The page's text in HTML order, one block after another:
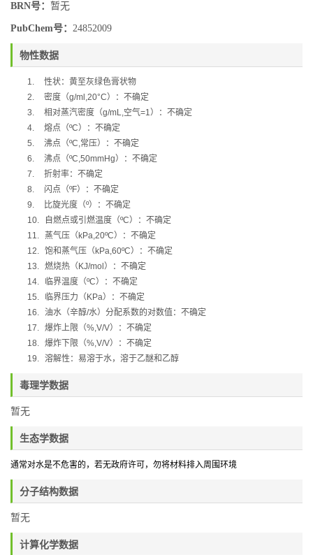
BRN号： 暂无
PubChem号： 24852009
物性数据
1.
性状：黄至灰绿色膏状物
2.
密度（g/ml,20°C）：不确定
3.
相对蒸汽密度（g/mL,空气=1）：不确定
4.
熔点（ºC）：不确定
5.
沸点（ºC,常压）：不确定
6.
沸点（ºC,50mmHg）：不确定
7.
折射率：不确定
8.
闪点（ºF）：不确定
9.
比旋光度（º）：不确定
10.
自燃点或引燃温度（ºC）：不确定
11.
蒸气压（ kPa,20ºC）：不确定
12. 饱和蒸气压（ kPa,60ºC）：不确定
13. 燃烧热（ KJ/mol ）：不确定
14.
临界温度（ºC）：不确定
15.
临界压力（ KPa）：不确定
16. 油水（辛醇/水）分配系数的对数值：不确定
17. 爆炸上限（%,V/V）：不确定
18. 爆炸下限（%,V/V）：不确定
19. 溶解性：易溶于水，溶于乙醚和乙醇
毒理学数据
暂无
生态学数据
通常对水是不危害的，若无政府许可，勿将材料排入周围环境
分子结构数据
暂无
计算化学数据